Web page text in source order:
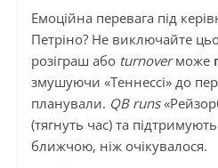
Емоційна перевага під
Петріно? Не виключайте
розіграш або turnoverможе
змушуючи «Теннессі» до
планували. QB runs
(тягнуть час) та підтримують
ближчою, ніж очікувалося.